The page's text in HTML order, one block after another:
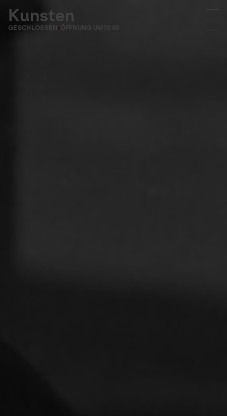
Kunsten
GESCHLOSSEN ÖFFNUNG UM